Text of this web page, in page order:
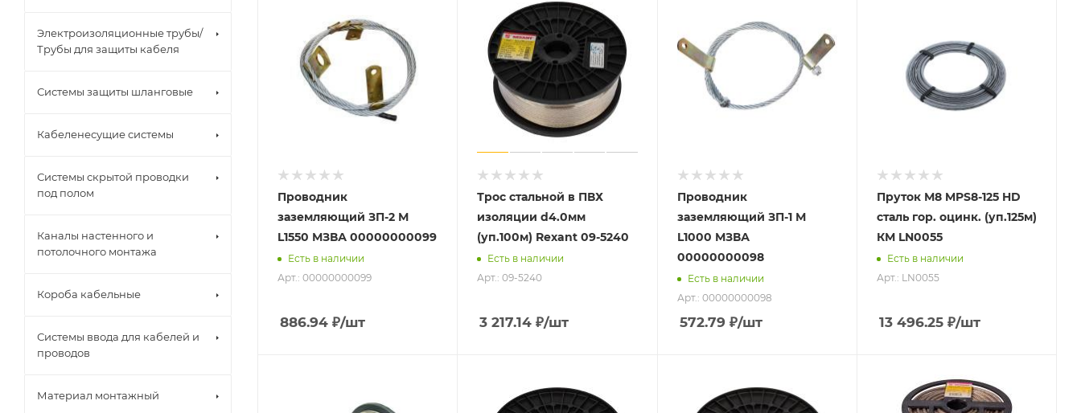
Проводник
заземляющий ЗП-2 М
L1550 МЗВА 00000000099
Есть в наличии
Арт.: 00000000099
886.94 ₽/шт
Трос стальной в ПВХ
изоляции d4.0мм
(уп.100м) Rexant 09-5240
Есть в наличии
Арт.: 09-5240
3 217.14 ₽/шт
Проводник
заземляющий ЗП-1 М
L1000 МЗВА
00000000098
Есть в наличии
Арт.: 00000000098
572.79 ₽/шт
Пруток М8 MPS8-125 HD
сталь гор. оцинк. (уп.125м)
КМ LN0055
Есть в наличии
Арт.: LN0055
13 496.25₽/шт
Электроизоляционные трубы/
Трубы для защиты кабеля
Системы защиты шланговые
Кабеленесущие системы
Системы скрытой проводки
под полом
Каналы настенного и
потолочного монтажа
Короба кабельные
Системы ввода для кабелей и
проводов
Материал монтажный